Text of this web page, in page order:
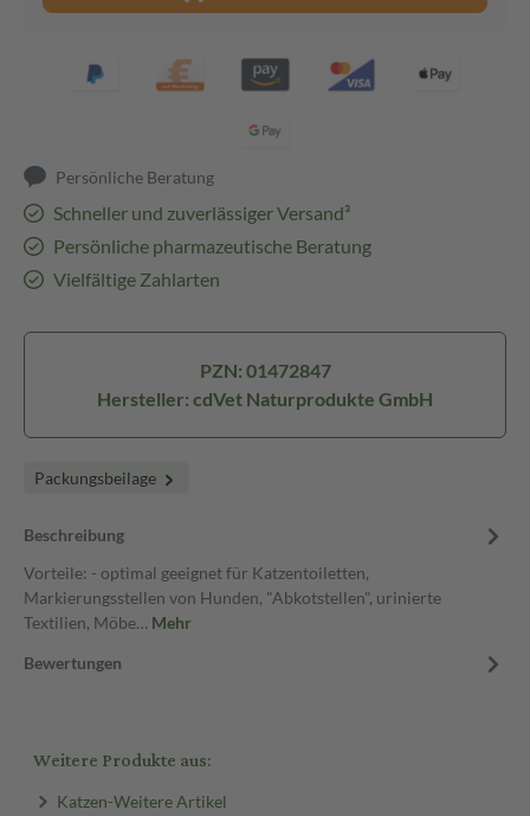
Persönliche Beratung
Schneller und zuverlässiger Versand³
Persönliche pharmazeutische Beratung
Vielfältige Zahlarten
PZN: 01472847
Hersteller: cdVet Naturprodukte GmbH
Packungsbeilage
Beschreibung
Vorteile: - optimal geeignet für Katzentoiletten,
Markierungsstellen von Hunden, "Abkotstellen", urinierte
Textilien, Möbe… Mehr
Bewertungen
Weitere Produkte aus:
Katzen-Weitere Artikel